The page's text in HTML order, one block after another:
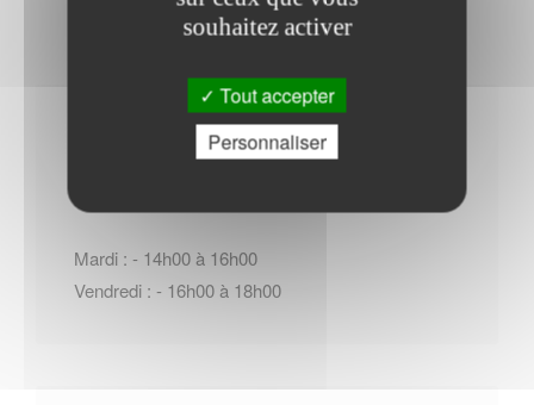
Horaires Mairie
Mardi : - 14h00 à 16h00
Vendredi : - 16h00 à 18h00
souhaitez activer
Tout accepter
Personnaliser